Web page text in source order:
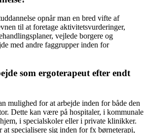
opnår man en bred vifte af
til at foretage aktivitetsvurderinger,
vejlede borgere og
med andre faggrupper inden for
som ergoterapeut efter endt
mulighed for at arbejde inden for både den
Dette kan være på hospitaler, i kommunale
i specialskoler eller i private klinikker.
specialisere sig inden for fx børneterapi,